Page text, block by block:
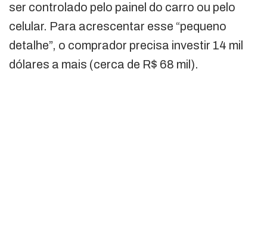
ser controlado pelo painel do carro ou pelo
celular. Para acrescentar esse “pequeno
detalhe”, o comprador precisa investir 14 mil
dólares a mais (cerca de R$ 68 mil).